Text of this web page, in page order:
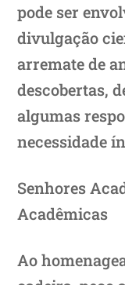
pode ser
divulgação
arremate de
descobertas,
algumas
necessidade
Senhores
Acadêmicas
Ao